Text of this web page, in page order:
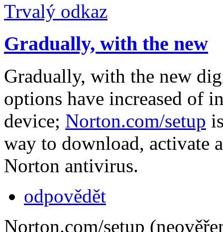
Trvalý odkaz
Gradually, with the new
Gradually, with the new
options have increased of
device; Norton.com/setup
way to download, activate
Norton antivirus.
odpovědět
Norton.com/setup